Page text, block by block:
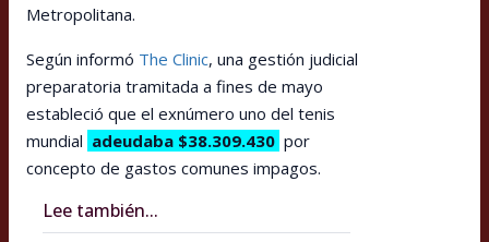
Metropolitana.
Según informó The Clinic, una gestión judicial
preparatoria tramitada a fines de mayo
estableció que el exnúmero uno del tenis
mundial adeudaba $38.309.430 por
concepto de gastos comunes impagos.
Lee también...